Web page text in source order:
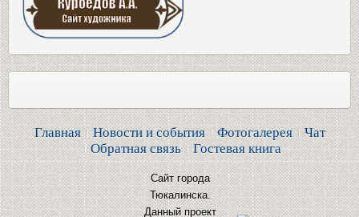
Главная Новости и события Фотогалерея
Чат
Обратная связь
Гостевая книга
Сайт города
Тюкалинска.
Данный проект